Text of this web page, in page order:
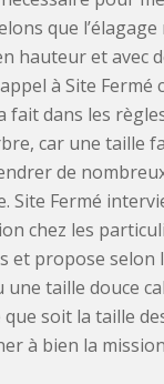
que l’élagage
hauteur et avec
à Site Fermé
fait dans les
car une taille
de
Site Fermé
chez les
et propose selon
taille douce
soit la taille
à bien la